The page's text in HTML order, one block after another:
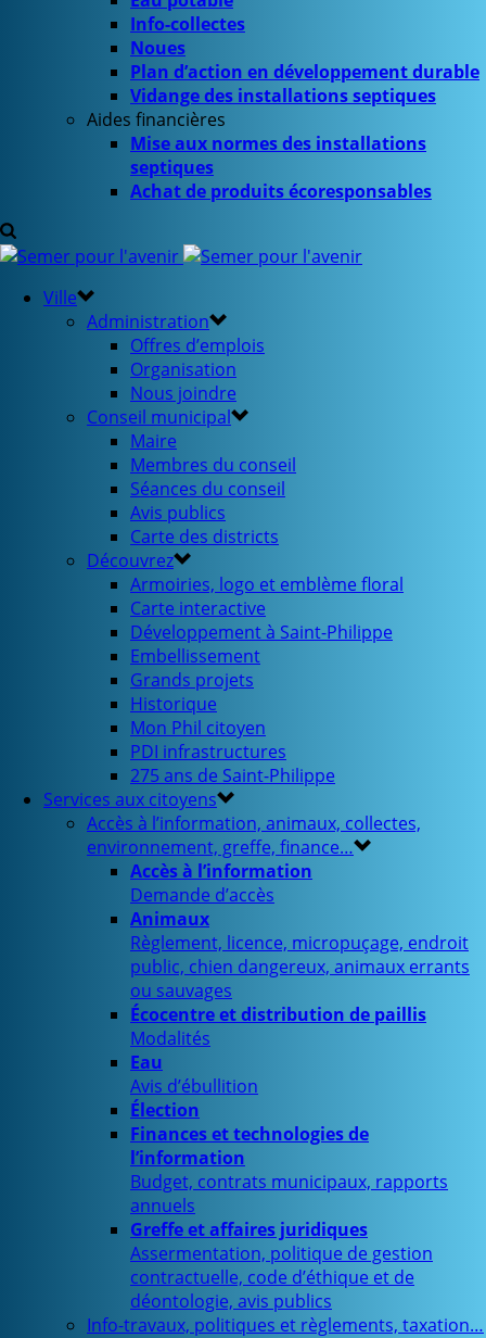
Info-collectes
Noues
Plan d’action en développement durable
Vidange des installations septiques
Aides financières
Mise aux normes des installations
septiques
Achat de produits écoresponsables
Ville
Administration
Offres d’emplois
Organisation
Nous joindre
Conseil municipal
Maire
Membres du conseil
Séances du conseil
Avis publics
Carte des districts
Découvrez
Armoiries, logo et emblème floral
Carte interactive
Développement à Saint-Philippe
Embellissement
Grands projets
Historique
Mon Phil citoyen
PDI infrastructures
275 ans de Saint-Philippe
Services aux citoyens
Accès à l’information, animaux, collectes,
environnement, greffe, finance…
Accès à l’information
Demande d’accès
Animaux
Règlement, licence, micropuçage, endroit
public, chien dangereux, animaux errants
ou sauvages
Écocentre et distribution de paillis
Modalités
Eau
Avis d’ébullition
Élection
Finances et technologies de
l’information
Budget, contrats municipaux, rapports
annuels
Greffe et affaires juridiques
Assermentation, politique de gestion
contractuelle, code d’éthique et de
déontologie, avis publics
Info-travaux, politiques et règlements, taxation…